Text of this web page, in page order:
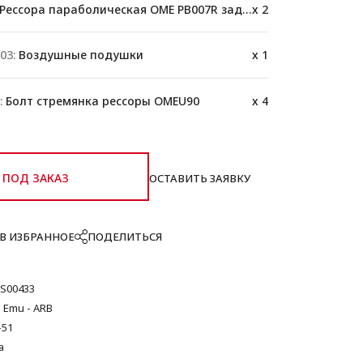
параболическая OME PB007R задняя x 2
Воздушные подушки x 1
Болт стремянка рессоры OMEU90 x 4
ПОД ЗАКАЗ ОСТАВИТЬ ЗАЯВКУ
ИЗБРАННОЕ ПОДЕЛИТЬСЯ
- ARB